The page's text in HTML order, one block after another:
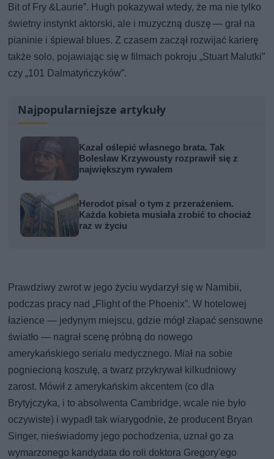
Bit of Fry &Laurie”. Hugh pokazywał wtedy, że ma nie tylko
świetny instynkt aktorski, ale i muzyczną duszę — grał na
pianinie i śpiewał blues. Z czasem zaczął rozwijać karierę
także solo, pojawiając się w filmach pokroju „Stuart Malutki”
czy „101 Dalmatyńczyków”.
Najpopularniejsze artykuły
Kazał oślepić własnego brata. Tak
Bolesław Krzywousty rozprawił się z
największym rywalem
Herodot pisał o tym z przerażeniem.
Każda kobieta musiała zrobić to chociaż
raz w życiu
Prawdziwy zwrot w jego życiu wydarzył się w Namibii,
podczas pracy nad „Flight of the Phoenix”. W hotelowej
łazience — jedynym miejscu, gdzie mógł złapać sensowne
światło — nagrał scenę próbną do nowego
amerykańskiego serialu medycznego. Miał na sobie
pogniecioną koszulę, a twarz przykrywał kilkudniowy
zarost. Mówił z amerykańskim akcentem (co dla
Brytyjczyka, i to absolwenta Cambridge, wcale nie było
oczywiste) i wypadł tak wiarygodnie, że producent Bryan
Singer, nieświadomy jego pochodzenia, uznał go za
wymarzonego kandydata do roli doktora Gregory'ego